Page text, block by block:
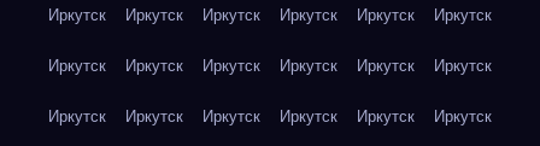
Иркутск Иркутск Иркутск Иркутск Иркутск Иркутск
Иркутск Иркутск Иркутск Иркутск Иркутск Иркутск
Иркутск Иркутск Иркутск Иркутск Иркутск Иркутск